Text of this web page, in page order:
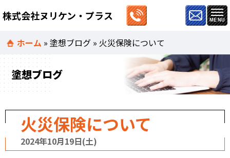
株式会社ヌリケン・プラス
ホーム »塗想ブログ » 火災保険について
塗想ブログ
火災保険について
2024年10月19日(土)